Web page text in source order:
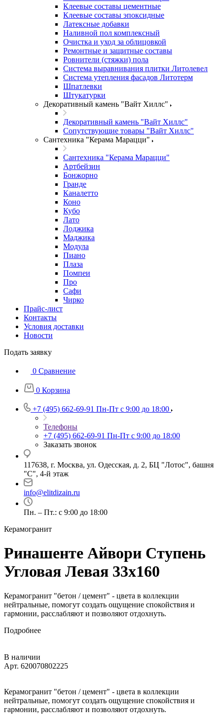
Клеевые составы цементные
Клеевые составы эпоксидные
Латексные добавки
Наливной пол комплексный
Очистка и уход за облицовкой
Ремонтные и защитные составы
Ровнители (стяжки) пола
Система выравнивания плитки Литолевел
Система утепления фасадов Литотерм
Шпатлевки
Штукатурки
Декоративный камень "Вайт Хиллс"
Декоративный камень "Вайт Хиллс"
Сопутствующие товары "Вайт Хиллс"
Сантехника "Керама Марацци"
Сантехника "Керама Марацци"
Артбейзин
Бонжорно
Гранде
Каналетто
Коно
Кубо
Лато
Лоджика
Маджика
Модула
Пиано
Плаза
Помпеи
Про
Сафи
Чирко
Прайс-лист
Контакты
Условия доставки
Новости
Подать заявку
0 Сравнение
0 Корзина
+7 (495) 662-69-91 Пн-Пт c 9:00 до 18:00
Телефоны
+7 (495) 662-69-91 Пн-Пт c 9:00 до 18:00
Заказать звонок
117638, г. Москва, ул. Одесская, д. 2, БЦ "Лотос", башня
"С", 4-й этаж
info@elitdizain.ru
Пн. – Пт.: с 9:00 до 18:00
Керамогранит
Ринашенте Айвори Ступень
Угловая Левая 33х160
Керамогранит "бетон / цемент" - цвета в коллекции
нейтральные, помогут создать ощущение спокойствия и
гармонии, расслабляют и позволяют отдохнуть.
Подробнее
В наличии
Арт. 620070802225
Керамогранит "бетон / цемент" - цвета в коллекции
нейтральные, помогут создать ощущение спокойствия и
гармонии, расслабляют и позволяют отдохнуть.